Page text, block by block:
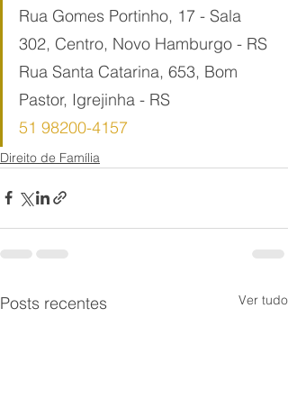
Rua Gomes Portinho, 17 - Sala
302, Centro, Novo Hamburgo - RS
Rua Santa Catarina, 653, Bom
Pastor, Igrejinha - RS
51 98200-4157
Direito de Família
Posts recentes Ver tudo